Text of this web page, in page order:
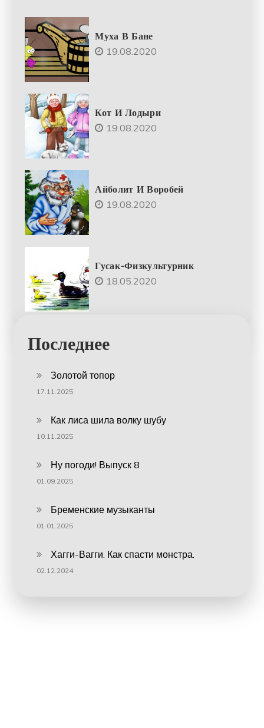
Муха В Бане
19.08.2020
Кот И Лодыри
19.08.2020
Айболит И Воробей
19.08.2020
Гусак-Физкультурник
18.05.2020
Последнее
Золотой топор
17.11.2025
Как лиса шила волку шубу
10.11.2025
Ну погоди! Выпуск 8
01.09.2025
Бременские музыканты
01.01.2025
Хагги-Вагги. Как спасти монстра.
02.12.2024